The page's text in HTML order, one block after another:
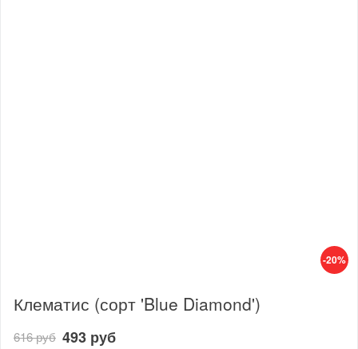
-20%
Клематис (сорт 'Blue Diamond')
616 руб 493 руб